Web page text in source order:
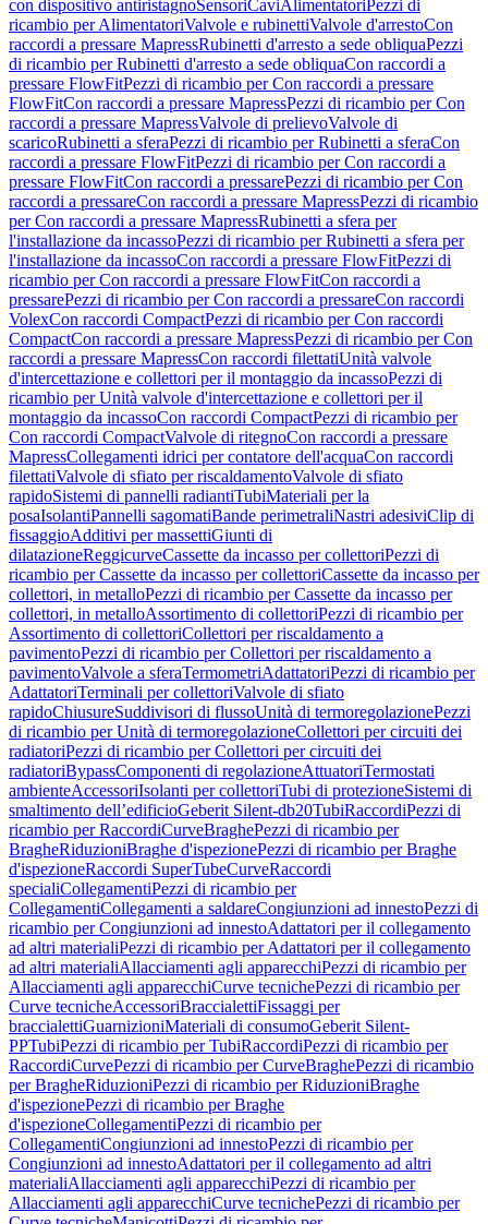
con dispositivo antiristagnoSensoriCaviAlimentatori Pezzi di
ricambio per AlimentatoriValvole e rubinettiValvole d'arrestoCon
raccordi a pressare MapressRubinetti d'arresto a sede obliquaPezzi
di ricambio per Rubinetti d'arresto a sede obliquaCon raccordi a
pressare FlowFitPezzi di ricambio per Con raccordi a pressare
FlowFitCon raccordi a pressare MapressPezzi di ricambio per Con
raccordi a pressare MapressValvole di prelievoValvole di
scaricoRubinetti a sferaPezzi di ricambio per Rubinetti a sferaCon
raccordi a pressare FlowFitPezzi di ricambio per Con raccordi a
pressare FlowFitCon raccordi a pressarePezzi di ricambio per Con
raccordi a pressareCon raccordi a pressare MapressPezzi di ricambio
per Con raccordi a pressare MapressRubinetti a sfera per
l'installazione da incassoPezzi di ricambio per Rubinetti a sfera per
l'installazione da incassoCon raccordi a pressare FlowFitPezzi di
ricambio per Con raccordi a pressare FlowFitCon raccordi a
pressarePezzi di ricambio per Con raccordi a pressareCon raccordi
VolexCon raccordi CompactPezzi di ricambio per Con raccordi
CompactCon raccordi a pressare MapressPezzi di ricambio per Con
raccordi a pressare MapressCon raccordi filettatiUnità valvole
d'intercettazione e collettori per il montaggio da incassoPezzi di
ricambio per Unità valvole d'intercettazione e collettori per il
montaggio da incassoCon raccordi CompactPezzi di ricambio per
Con raccordi CompactValvole di ritegnoCon raccordi a pressare
MapressCollegamenti idrici per contatore dell'acquaCon raccordi
filettatiValvole di sfiato per riscaldamentoValvole di sfiato
rapidoSistemi di pannelli radiantiTubiMateriali per la
posaIsolantiPannelli sagomatiBande perimetraliNastri adesiviClip di
fissaggioAdditivi per massettiGiunti di
dilatazioneReggicurveCassette da incasso per collettoriPezzi di
ricambio per Cassette da incasso per collettoriCassette da incasso per
collettori, in metalloPezzi di ricambio per Cassette da incasso per
collettori, in metalloAssortimento di collettoriPezzi di ricambio per
Assortimento di collettoriCollettori per riscaldamento a
pavimentoPezzi di ricambio per Collettori per riscaldamento a
pavimentoValvole a sferaTermometriAdattatoriPezzi di ricambio per
AdattatoriTerminali per collettoriValvole di sfiato
rapidoChiusureSuddivisori di flussoUnità di termoregolazionePezzi
di ricambio per Unità di termoregolazioneCollettori per circuiti dei
radiatoriPezzi di ricambio per Collettori per circuiti dei
radiatoriBypassComponenti di regolazioneAttuatoriTermostati
ambienteAccessoriIsolanti per collettoriTubi di protezioneSistemi di
smaltimento dell’edificioGeberit Silent-db20TubiRaccordiPezzi di
ricambio per RaccordiCurveBraghePezzi di ricambio per
BragheRiduzioniBraghe d'ispezionePezzi di ricambio per Braghe
d'ispezioneRaccordi SuperTubeCurveRaccordi
specialiCollegamentiPezzi di ricambio per
CollegamentiCollegamenti a saldareCongiunzioni ad innestoPezzi di
ricambio per Congiunzioni ad innestoAdattatori per il collegamento
ad altri materialiPezzi di ricambio per Adattatori per il collegamento
ad altri materialiAllacciamenti agli apparecchiPezzi di ricambio per
Allacciamenti agli apparecchiCurve tecnichePezzi di ricambio per
Curve tecnicheAccessoriBraccialettiFissaggi per
braccialettiGuarnizioniMateriali di consumoGeberit Silent-
PPTubiPezzi di ricambio per TubiRaccordiPezzi di ricambio per
RaccordiCurvePezzi di ricambio per CurveBraghePezzi di ricambio
per BragheRiduzioniPezzi di ricambio per RiduzioniBraghe
d'ispezionePezzi di ricambio per Braghe
d'ispezioneCollegamentiPezzi di ricambio per
CollegamentiCongiunzioni ad innestoPezzi di ricambio per
Congiunzioni ad innestoAdattatori per il collegamento ad altri
materialiAllacciamenti agli apparecchiPezzi di ricambio per
Allacciamenti agli apparecchiCurve tecnichePezzi di ricambio per